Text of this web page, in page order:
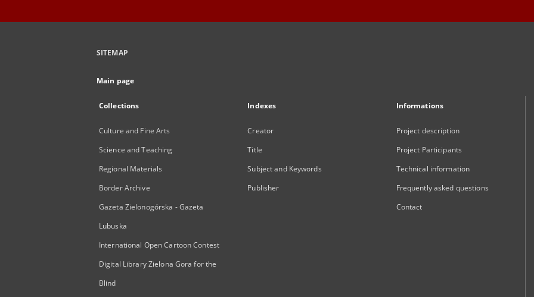
SITEMAP
Main page
Collections
Culture and Fine Arts
Science and Teaching
Regional Materials
Border Archive
Gazeta Zielonogórska - Gazeta
Lubuska
International Open Cartoon Contest
Digital Library Zielona Gora for the
Blind
Indexes
Creator
Title
Subject and Keywords
Publisher
Informations
Project description
Project Participants
Technical information
Frequently asked questions
Contact